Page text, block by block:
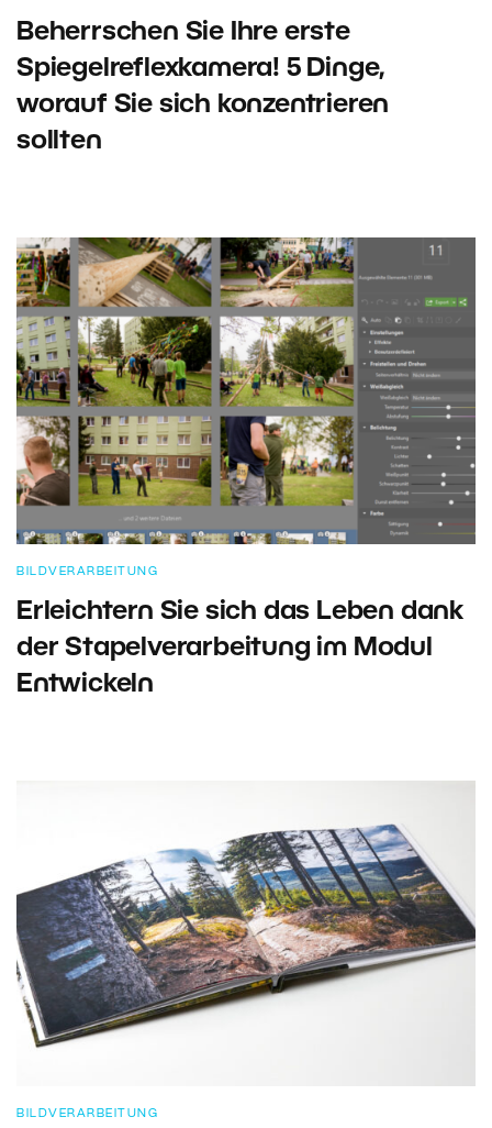
Beherrschen Sie Ihre erste
Spiegelreflexkamera! 5 Dinge,
worauf Sie sich konzentrieren
sollten
BILDVERARBEITUNG
Erleichtern Sie sich das Leben dank
der Stapelverarbeitung im Modul
Entwickeln
BILDVERARBEITUNG